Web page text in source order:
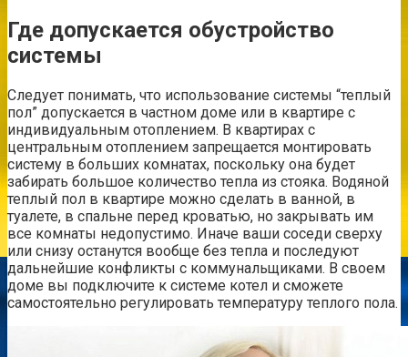
Где допускается обустройство
системы
Следует понимать, что использование системы “теплый
пол” допускается в частном доме или в квартире с
индивидуальным отоплением. В квартирах с
центральным отоплением запрещается монтировать
систему в больших комнатах, поскольку она будет
забирать большое количество тепла из стояка. Водяной
теплый пол в квартире можно сделать в ванной, в
туалете, в спальне перед кроватью, но закрывать им
все комнаты недопустимо. Иначе ваши соседи сверху
или снизу останутся вообще без тепла и последуют
дальнейшие конфликты с коммунальщиками. В своем
доме вы подключите к системе котел и сможете
самостоятельно регулировать температуру теплого пола.